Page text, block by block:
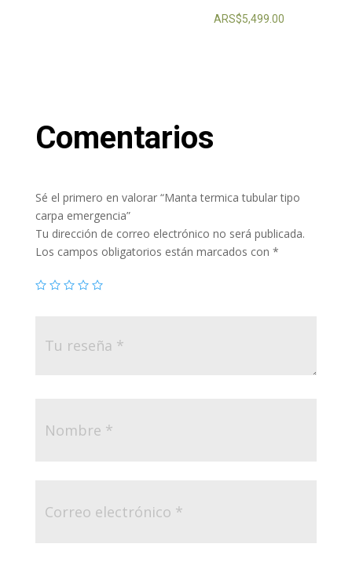
ARS$5,499.00
Comentarios
Sé el primero en valorar “Manta termica tubular tipo
carpa emergencia”
Tu dirección de correo electrónico no será publicada.
Los campos obligatorios están marcados con *